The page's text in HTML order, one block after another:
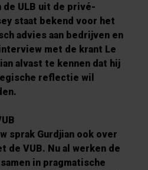
de ULB uit de privé-
staat bekend voor het
advies aan bedrijven en
met de krant Le
alvast te kennen dat hij
reflectie wil
sprak Gurdjian ook over
de VUB. Nu al werken de
in pragmatische